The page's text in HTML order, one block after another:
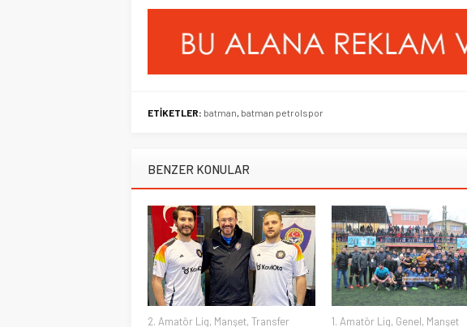
ETİKETLER: batman, batman petrolspor
BENZER KONULAR
2. Amatör Lig, Manşet, Transfer
1. Amatör Lig, Genel, Manşet